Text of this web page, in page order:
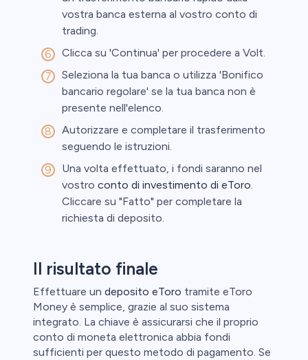
vostra banca esterna al vostro conto di
trading.
Clicca su 'Continua' per procedere a Volt.
Seleziona la tua banca o utilizza 'Bonifico
bancario regolare' se la tua banca non è
presente nell'elenco.
Autorizzare e completare il trasferimento
seguendo le istruzioni.
Una volta effettuato, i fondi saranno nel
vostro conto di investimento di eToro.
Cliccare su "Fatto" per completare la
richiesta di deposito.
Il risultato finale
Effettuare un deposito eToro tramite eToro
Money è semplice, grazie al suo sistema
integrato. La chiave è assicurarsi che il proprio
conto di moneta elettronica abbia fondi
sufficienti per questo metodo di pagamento. Se